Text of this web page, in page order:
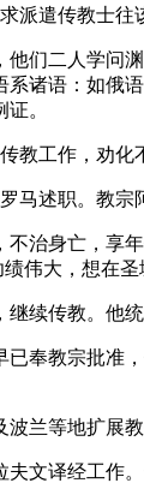
派遣传教士往
们二人学问
诸语：如俄
。
教工作，劝化
马述职。教
治身亡，享
伟大，想在
续传教。他
奉教宗批准
兰等地扩展
文译经工作